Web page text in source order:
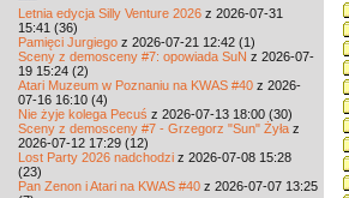
Letnia edycja Silly Venture 2026 z 2026-07-31
15:41 (36)
Pamięci Jurgiego z 2026-07-21 12:42 (1)
Sceny z demosceny #7: opowiada SuN z 2026-07-
19 15:24 (2)
Atari Muzeum w Poznaniu na KWAS #40 z 2026-
07-16 16:10 (4)
Nie żyje kolega Pecuś z 2026-07-13 18:00 (30)
Sceny z demosceny #7 - Grzegorz "Sun" Żyła z
2026-07-12 17:29 (12)
Lost Party 2026 nadchodzi z 2026-07-08 15:28
(23)
Pan Zenon i Atari na KWAS #40 z 2026-07-07 13:25